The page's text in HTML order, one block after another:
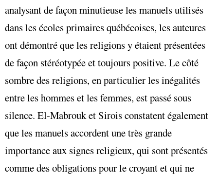
analysant de façon minutieuse les manuels utilisés
dans les écoles primaires québécoises, les auteures
ont démontré que les religions y étaient présentées
de façon stéréotypée et toujours positive. Le côté
sombre des religions, en particulier les inégalités
entre les hommes et les femmes, est passé sous
silence. El-Mabrouk et Sirois constatent également
que les manuels accordent une très grande
importance aux signes religieux, qui sont présentés
comme des obligations pour le croyant et qui ne